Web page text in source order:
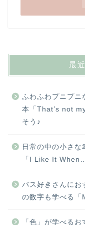
最
ふわふわプニプニ
本「That’s not
そう♪
日常の中の小さな
「I Like It
バス好きさんにお
の数字も学べる
「色」が学べる